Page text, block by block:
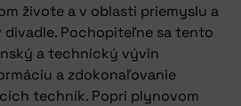
živote a v oblasti priemyslu a
Pochopiteľne sa tento
a technický vývin
a zdokonaľovanie
techník. Popri plynovom